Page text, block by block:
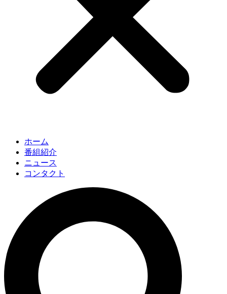
ホーム
番組紹介
ニュース
コンタクト